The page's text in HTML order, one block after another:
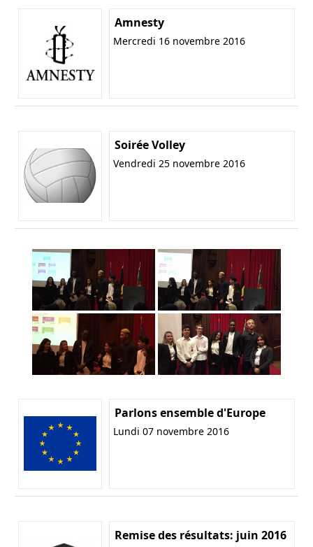
Amnesty
Mercredi 16 novembre 2016
Soirée Volley
Vendredi 25 novembre 2016
Parlons ensemble d'Europe
Lundi 07 novembre 2016
Remise des résultats: juin 2016